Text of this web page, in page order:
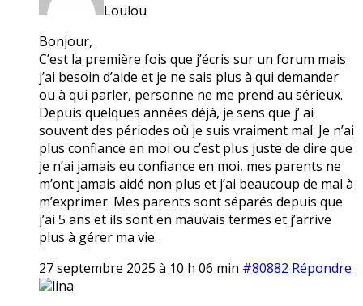
Loulou
Bonjour,
C’est la première fois que j’écris sur un forum mais
j’ai besoin d’aide et je ne sais plus à qui demander
ou à qui parler, personne ne me prend au sérieux.
Depuis quelques années déjà, je sens que j’ ai
souvent des périodes où je suis vraiment mal. Je n’ai
plus confiance en moi ou c’est plus juste de dire que
je n’ai jamais eu confiance en moi, mes parents ne
m’ont jamais aidé non plus et j’ai beaucoup de mal à
m’exprimer. Mes parents sont séparés depuis que
j’ai 5 ans et ils sont en mauvais termes et j’arrive
plus à gérer ma vie.
27 septembre 2025 à 10 h 06 min #80882 Répondre
lina